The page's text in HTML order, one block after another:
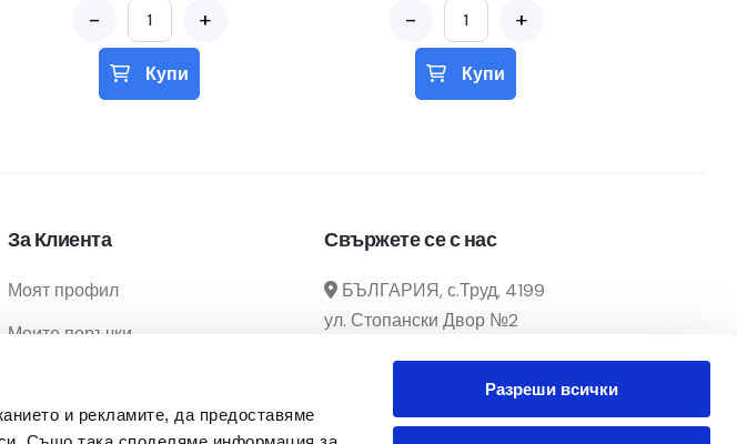
и рекламите, да предоставяме
Разреши всички
- +
Купи
- +
Купи
За Клиента
Моят профил
Моите поръчки
Промоции
Свържете се с нас
БЪЛГАРИЯ, с.Труд, 4199
ул. Стопански Двор №2
manager@officecenter-
0882 166 292 / 032 39 29 02